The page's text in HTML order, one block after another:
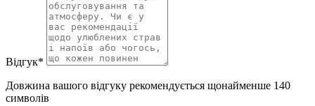
Відгук*
Довжина вашого відгуку рекомендується щонайменше 140
символів